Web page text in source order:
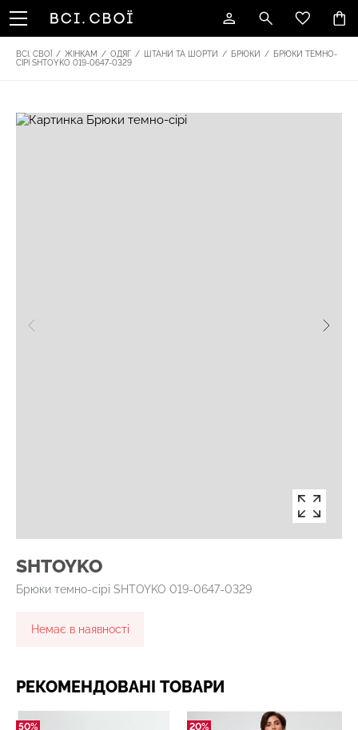
ВСІ. СВОЇ / ЖІНКАМ / ОДЯГ / ШТАНИ ТА ШОРТИ / БРЮКИ / БРЮКИ ТЕМНО-
СІРІ SHTOYKO 019-0647-0329
SHTOYKO
Брюки темно-сірі SHTOYKO 019-0647-0329
Немає в наявності
РЕКОМЕНДОВАНІ ТОВАРИ
50% 20%